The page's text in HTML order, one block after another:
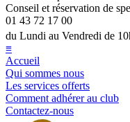
Conseil et réservation de
01 43 72 17 00
du Lundi au Vendredi de
≡
Accueil
Qui sommes nous
Les services offerts
Comment adhérer au club
Contactez-nous